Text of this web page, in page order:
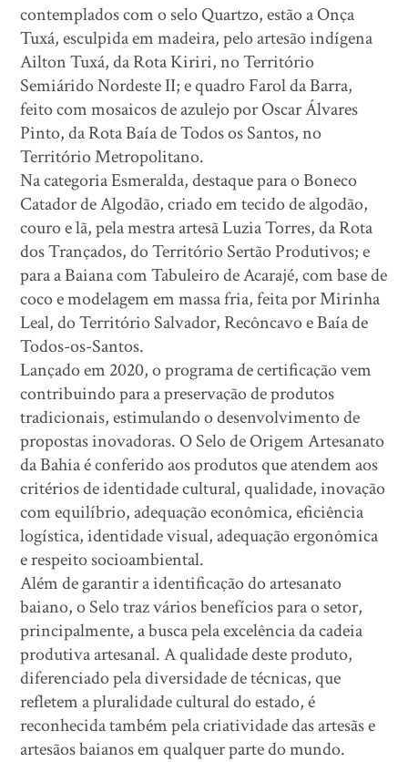
contemplados com o selo Quartzo, estão a Onça
Tuxá, esculpida em madeira, pelo artesão indígena
Ailton Tuxá, da Rota Kiriri, no Território
Semiárido Nordeste II; e quadro Farol da Barra,
feito com mosaicos de azulejo por Oscar Álvares
Pinto, da Rota Baía de Todos os Santos, no
Território Metropolitano.
Na categoria Esmeralda, destaque para o Boneco
Catador de Algodão, criado em tecido de algodão,
couro e lã, pela mestra artesã Luzia Torres, da Rota
dos Trançados, do Território Sertão Produtivos; e
para a Baiana com Tabuleiro de Acarajé, com base de
coco e modelagem em massa fria, feita por Mirinha
Leal, do Território Salvador, Recôncavo e Baía de
Todos-os-Santos.
Lançado em 2020, o programa de certificação vem
contribuindo para a preservação de produtos
tradicionais, estimulando o desenvolvimento de
propostas inovadoras. O Selo de Origem Artesanato
da Bahia é conferido aos produtos que atendem aos
critérios de identidade cultural, qualidade, inovação
com equilíbrio, adequação econômica, eficiência
logística, identidade visual, adequação ergonômica
e respeito socioambiental.
Além de garantir a identificação do artesanato
baiano, o Selo traz vários benefícios para o setor,
principalmente, a busca pela excelência da cadeia
produtiva artesanal. A qualidade deste produto,
diferenciado pela diversidade de técnicas, que
refletem a pluralidade cultural do estado, é
reconhecida também pela criatividade das artesãs e
artesãos baianos em qualquer parte do mundo.